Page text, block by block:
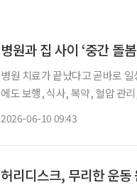
병원과 집 사이 ‘중간 돌
병원 치료가 끝났다고 곧바로
에도 보행, 식사, 복약, 혈압 관
2026-06-10 09:43
허리디스크, 무리한 운동